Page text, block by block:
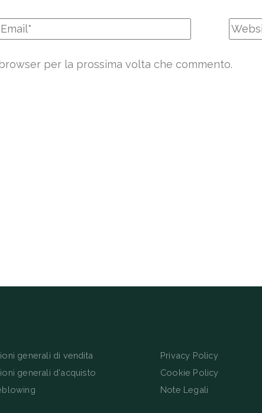
per la prossima volta che commento.
generali di vendita
generali d'acquisto
Privacy Policy
Cookie Policy
Note Legali